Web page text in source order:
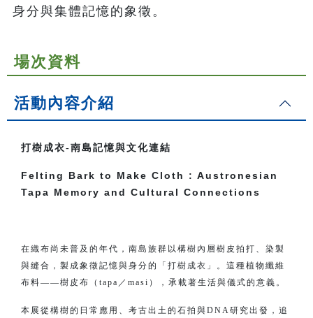
身分與集體記憶的象徵。
場次資料
活動內容介紹
打樹成衣-南島記憶與文化連結
Felting Bark to Make Cloth : Austronesian
Tapa Memory and Cultural Connections
在織布尚未普及的年代，南島族群以構樹內層樹皮拍打、染製
與縫合，製成象徵記憶與身分的「打樹成衣」。這種植物纖維
布料——樹皮布（tapa／masi），承載著生活與儀式的意義。
本展從構樹的日常應用、考古出土的石拍與DNA研究出發，追